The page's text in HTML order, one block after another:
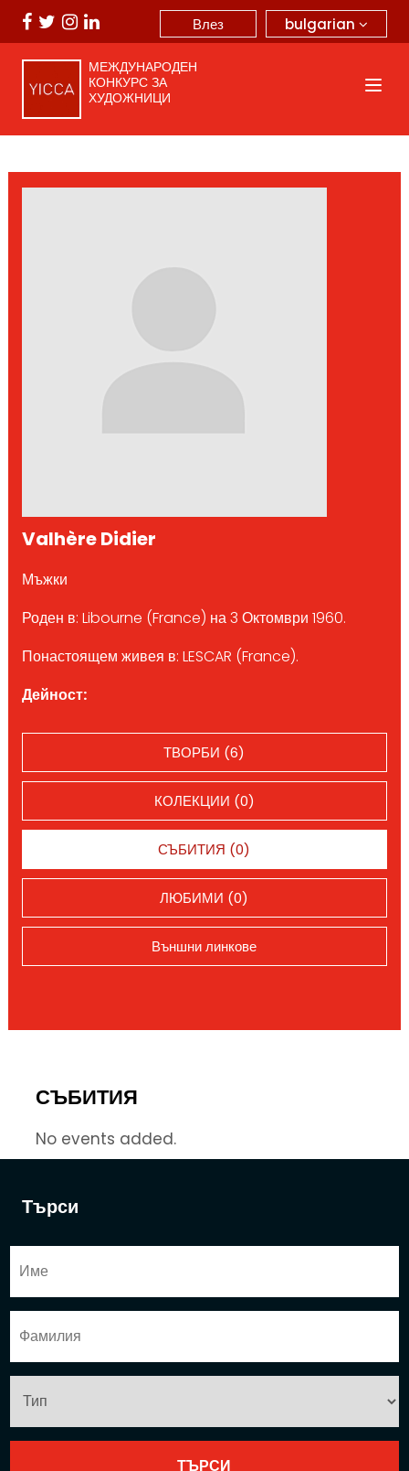
bulgarian
Влез
МЕЖДУНАРОДЕН
КОНКУРС ЗА
ХУДОЖНИЦИ
Търси
Valhère Didier
Мъжки
Роден в: Libourne (France) на 3 Октомври 1960.
Понастоящем живея в: LESCAR (France).
Дейност:
ТВОРБИ (6)
КОЛЕКЦИИ (0)
СЪБИТИЯ (0)
ЛЮБИМИ (0)
Външни линкове
СЪБИТИЯ
No events added.